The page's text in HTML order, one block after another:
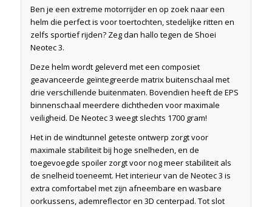
Ben je een extreme motorrijder en op zoek naar een
helm die perfect is voor toertochten, stedelijke ritten en
zelfs sportief rijden? Zeg dan hallo tegen de Shoei
Neotec 3.
Deze helm wordt geleverd met een composiet
geavanceerde geïntegreerde matrix buitenschaal met
drie verschillende buitenmaten. Bovendien heeft de EPS
binnenschaal meerdere dichtheden voor maximale
veiligheid. De Neotec 3 weegt slechts 1700 gram!
Het in de windtunnel geteste ontwerp zorgt voor
maximale stabiliteit bij hoge snelheden, en de
toegevoegde spoiler zorgt voor nog meer stabiliteit als
de snelheid toeneemt. Het interieur van de Neotec 3 is
extra comfortabel met zijn afneembare en wasbare
oorkussens, ademreflector en 3D centerpad. Tot slot